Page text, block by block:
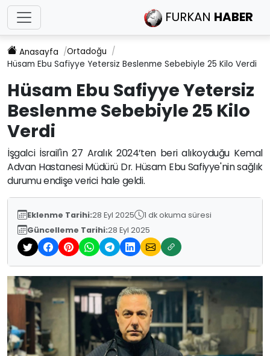
FURKAN HABER
Anasayfa
Ortadoğu
Hüsam Ebu Safiyye Yetersiz Beslenme Sebebiyle 25 Kilo Verdi
Hüsam Ebu Safiyye Yetersiz
Beslenme Sebebiyle 25 Kilo
Verdi
İşgalci İsrail'in 27 Aralık 2024’ten beri alıkoyduğu Kemal
Advan Hastanesi Müdürü Dr. Hüsam Ebu Safiyye'nin sağlık
durumu endişe verici hale geldi.
Eklenme Tarihi:28 Eyl 2025
1 dk okuma süresi
Güncelleme Tarihi:28 Eyl 2025